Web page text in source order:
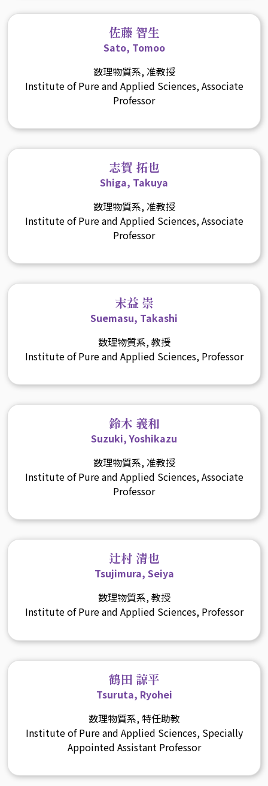
佐藤 智生
Sato, Tomoo
数理物質系, 准教授
Institute of Pure and Applied Sciences, Associate
Professor
志賀 拓也
Shiga, Takuya
数理物質系, 准教授
Institute of Pure and Applied Sciences, Associate
Professor
末益 崇
Suemasu, Takashi
数理物質系, 教授
Institute of Pure and Applied Sciences, Professor
鈴木 義和
Suzuki, Yoshikazu
数理物質系, 准教授
Institute of Pure and Applied Sciences, Associate
Professor
辻村 清也
Tsujimura, Seiya
数理物質系, 教授
Institute of Pure and Applied Sciences, Professor
鶴田 諒平
Tsuruta, Ryohei
数理物質系, 特任助教
Institute of Pure and Applied Sciences, Specially
Appointed Assistant Professor